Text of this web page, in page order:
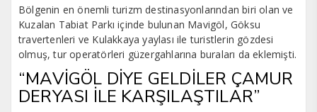
Bölgenin en önemli turizm destinasyonlarından biri olan ve
Kuzalan Tabiat Parkı içinde bulunan Mavigöl, Göksu
travertenleri ve Kulakkaya yaylası ile turistlerin gözdesi
olmuş, tur operatörleri güzergahlarına buraları da eklemişti.
“MAVİGÖL DİYE GELDİLER ÇAMUR
DERYASI İLE KARŞILAŞTILAR”